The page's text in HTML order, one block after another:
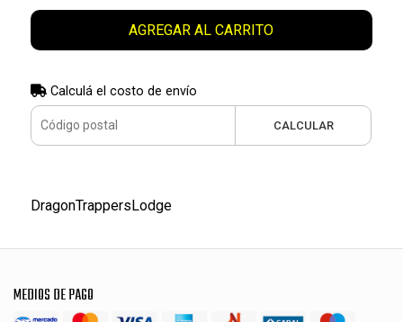
AGREGAR AL CARRITO
Calculá el costo de envío
CALCULAR
DragonTrappersLodge
MEDIOS DE PAGO